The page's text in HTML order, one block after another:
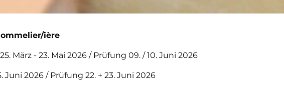
ière
März - 23. Mai 2026 / Prüfung 09. / 10. Juni 2026
Juni 2026 / Prüfung 22. + 23. Juni 2026